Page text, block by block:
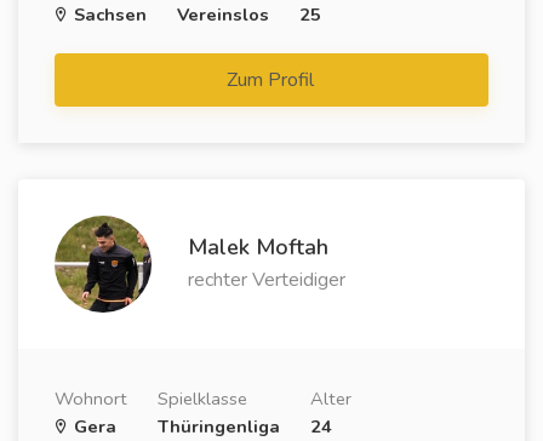
Sachsen
Vereinslos
25
Zum Profil
Malek Moftah
rechter Verteidiger
Wohnort
Gera
Spielklasse
Thüringenliga
Alter
24